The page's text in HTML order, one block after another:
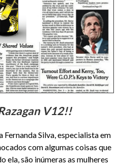
V12!!
Silva, especialista em
com algumas coisas que
ela, são inúmeras as mulheres